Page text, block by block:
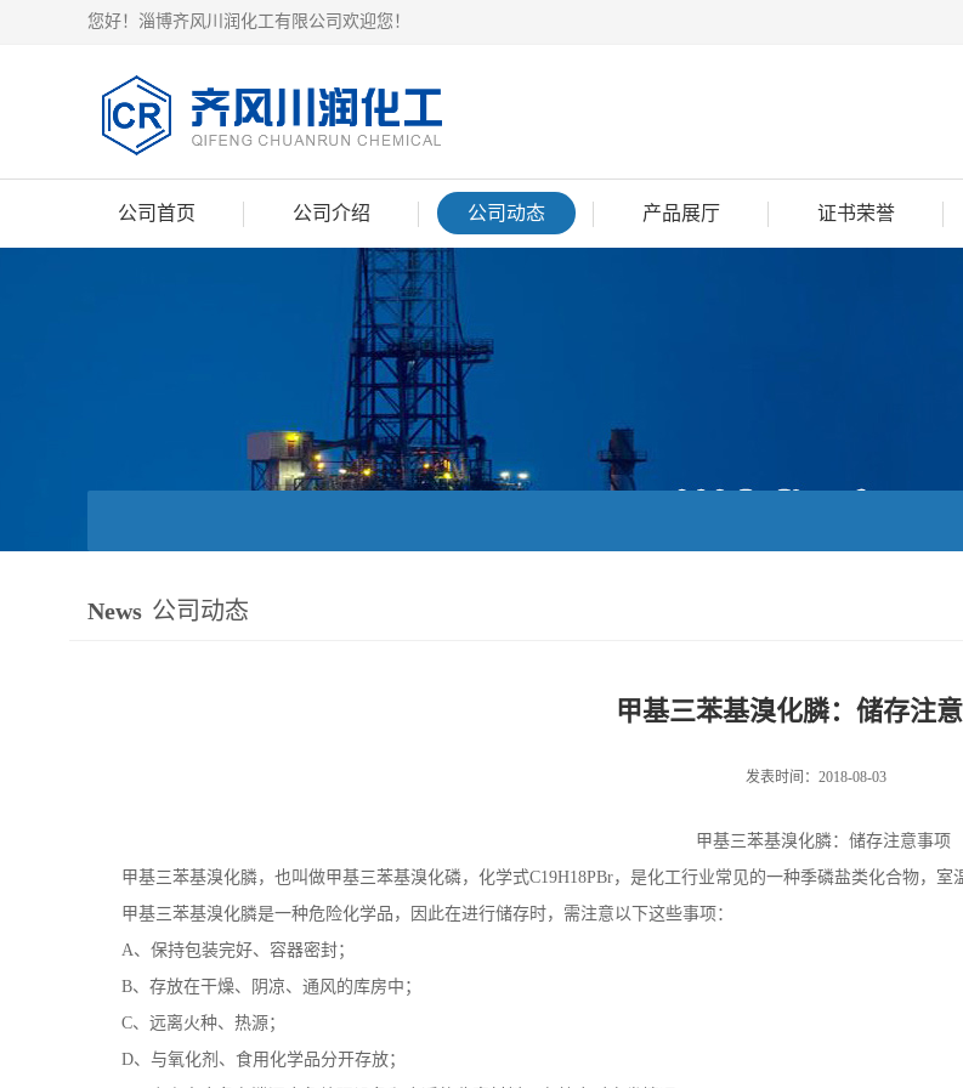
您好！淄博齐风川润化工有限公司欢迎您！
公司首页 公司介绍 公司动态 产品展厅 证书荣誉
News 公司动态
甲基三苯基溴化膦：储存注
发表时间：2018-08-03
甲基三苯基溴化膦：储存注意事项
甲基三苯基溴化膦，也叫做甲基三苯基溴化磷，化学式C19H18PBr，是化工行业常见的一种季磷盐类化合物，
甲基三苯基溴化膦是一种危险化学品，因此在进行储存时，需注意以下这些事项：
A、保持包装完好、容器密封；
B、存放在干燥、阴凉、通风的库房中；
C、远离火种、热源；
D、与氧化剂、食用化学品分开存放；